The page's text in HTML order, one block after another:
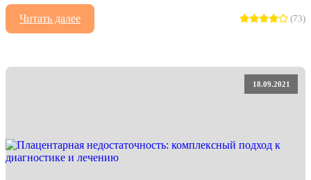
Читать далее (73)
18.09.2021